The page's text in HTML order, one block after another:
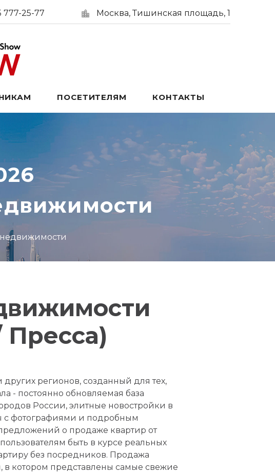
777-25-77 Москва, Тишинская площадь, 1
ПОСЕТИТЕЛЯМ КОНТАКТЫ
недвижимости
регионов, созданный для тех,
- постоянно обновляемая база
России, элитные новостройки в
с фотографиями и подробным
о продаже квартир от
быть в курсе реальных
без посредников. Продажа
в котором представлены самые свежие